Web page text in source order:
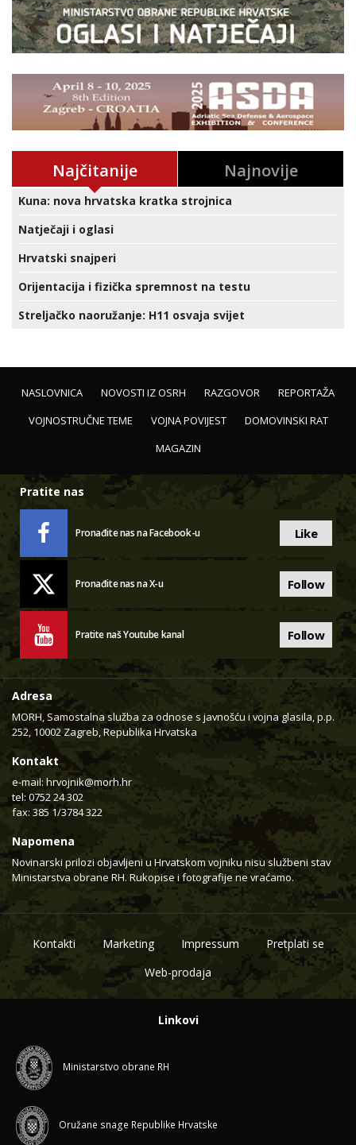
Najčitanije Najnovije
Kuna: nova hrvatska kratka strojnica
Natječaji i oglasi
Hrvatski snajperi
Orijentacija i fizička spremnost na testu
Streljačko naoružanje: H11 osvaja svijet
NASLOVNICA NOVOSTI IZ OSRH RAZGOVOR
REPORTAŽA
VOJNOSTRUČNE TEME
VOJNA POVIJEST
DOMOVINSKI RAT
MAGAZIN
Pratite nas
Pronađite nas na Facebook-u Like
Pronađite nas na X-u Follow
Pratite naš Youtube kanal Follow
Adresa
MORH, Samostalna služba za odnose s javnošću i vojna glasila, p.p.
252, 10002 Zagreb, Republika Hrvatska
Kontakt
e-mail: hrvojnik@morh.hr
tel: 0752 24 302
fax: 385 1/3784 322
Napomena
Novinarski prilozi objavljeni u Hrvatskom vojniku nisu službeni stav
Ministarstva obrane RH. Rukopise i fotografije ne vraćamo.
Kontakti Marketing Impressum
Pretplati se
Web-prodaja
Linkovi
Ministarstvo obrane RH
Oružane snage Republike Hrvatske